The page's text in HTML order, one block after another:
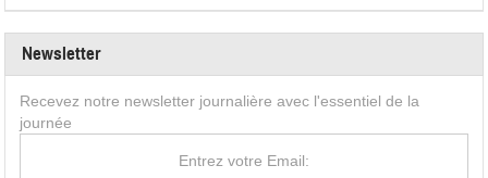
Newsletter
Recevez notre newsletter journalière avec l'essentiel de la
journée
Entrez votre Email: